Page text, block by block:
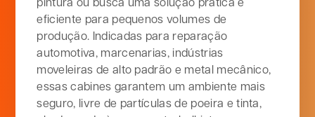
eficiente para pequenos volumes de
produção. Indicadas para reparação
automotiva, marcenarias, indústrias
moveleiras de alto padrão e metal mecânico,
essas cabines garantem um ambiente mais
seguro, livre de partículas de poeira e tinta,